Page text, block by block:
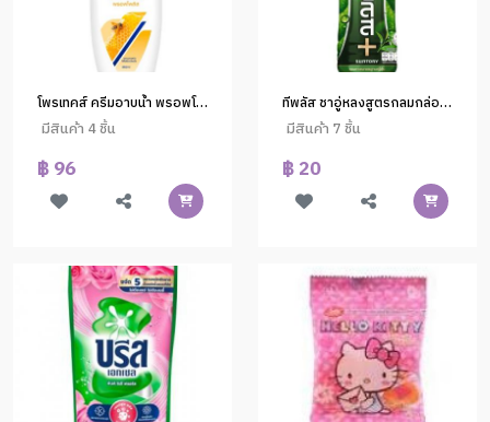
โพรเทคส์ ครีมอาบน้ำ พรอพโพลิส 450 มล.(1*12)
มีสินค้า 4 ชิ้น
฿ 96
ทีพลัส ชาอู่หลงสูตรกลมกล่อม 490 มล. (1*24)
มีสินค้า 7 ชิ้น
฿ 20